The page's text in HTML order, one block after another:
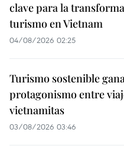
clave para la
turismo en Vietnam
04/08/2026 02:25
Turismo sostenible
protagonismo entre
vietnamitas
03/08/2026 03:46